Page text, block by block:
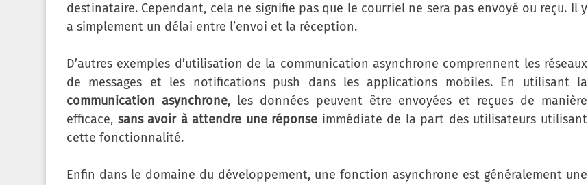
destinataire. Cependant, cela ne signifie pas que le courriel ne sera pas envoyé ou reçu. Il y
a simplement un délai entre l’envoi et la réception.
D’autres exemples d’utilisation de la communication asynchrone comprennent les réseaux
de messages et les notifications push dans les applications mobiles. En utilisant la
communication asynchrone, les données peuvent être envoyées et reçues de manière
efficace, sans avoir à attendre une réponse immédiate de la part des utilisateurs utilisant
cette fonctionnalité.
Enfin dans le domaine du développement, une fonction asynchrone est généralement une